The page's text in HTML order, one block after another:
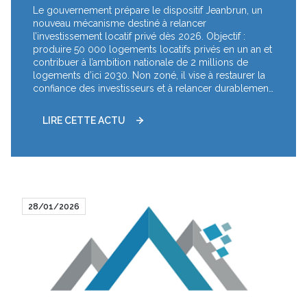
en 2026
Le gouvernement prépare le dispositif Jeanbrun, un
nouveau mécanisme destiné à relancer
l’investissement locatif privé dès 2026. Objectif :
produire 50 000 logements locatifs privés en un an et
contribuer à l’ambition nationale de 2 millions de
logements d’ici 2030. Non zoné, il vise à restaurer la
confiance des investisseurs et à relancer durablement
territoire.
LIRE CETTE ACTU
28/01/2026